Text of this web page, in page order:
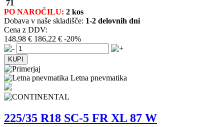
71
PO NAROČILU: 2 kos
Dobava v naše skladišče: 1-2 delovnih dni
Cena z DDV:
148,98 € 186,22 € -20%
Letna pnevmatika
225/35 R18 SC-5 FR XL 87 W